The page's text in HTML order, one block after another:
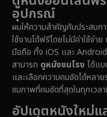
Dystopian
Emotional
Epic มหากาพย์
อุปกรณ์
ผมให้ความสำคัญกับประสบก
ใช้งานได้ฟรีโดยไม่มีค่าใช้จ่า
มือถือ ทั้ง iOS และ
สามารถ ดูหนังชนโรง ได้แบ
และเลือกความคมชัดได้หล
ชมภาพที่คมชัดที่สุดในทุกเวล
อัปเดตหนังใหม่แ